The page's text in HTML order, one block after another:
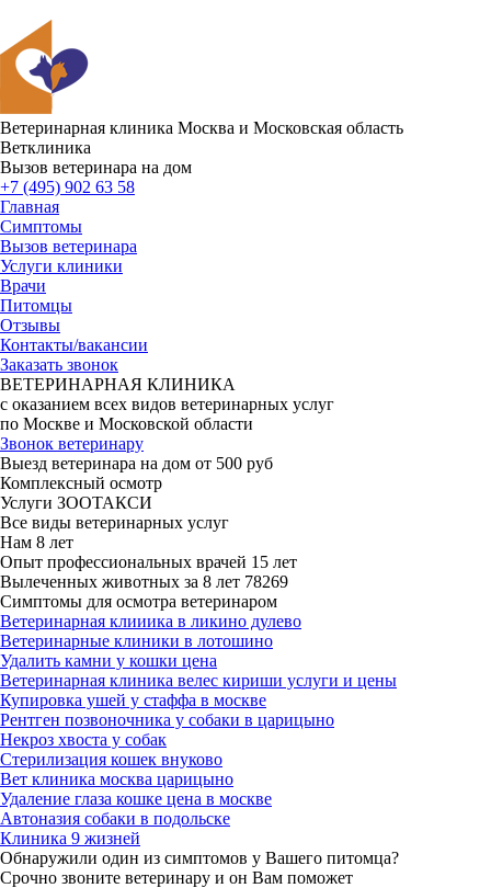
Ветеринарная клиника Москва и Московская область
Ветклиника
Вызов ветеринара на дом
+7 (495) 902 63 58
Главная
Симптомы
Вызов ветеринара
Услуги клиники
Врачи
Питомцы
Отзывы
Контакты/вакансии
Заказать звонок
ВЕТЕРИНАРНАЯ КЛИНИКА
с оказанием всех видов ветеринарных услуг
по Москве и Московской области
Звонок ветеринару
Выезд ветеринара на дом от 500 руб
Комплексный осмотр
Услуги ЗООТАКСИ
Все виды ветеринарных услуг
Нам 8 лет
Опыт профессиональных врачей 15 лет
Вылеченных животных за 8 лет 78269
Симптомы для осмотра ветеринаром
Ветеринарная клииика в ликино дулево
Ветеринарные клиники в лотошино
Удалить камни у кошки цена
Ветеринарная клиника велес кириши услуги и цены
Купировка ушей у стаффа в москве
Рентген позвоночника у собаки в царицыно
Некроз хвоста у собак
Стерилизация кошек внуково
Вет клиника москва царицыно
Удаление глаза кошке цена в москве
Автоназия собаки в подольске
Клиника 9 жизней
Обнаружили один из симптомов у Вашего питомца?
Срочно звоните ветеринару и он Вам поможет